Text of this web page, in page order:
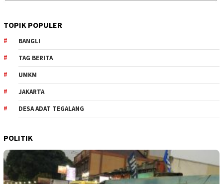
TOPIK POPULER
BANGLI
TAG BERITA
UMKM
JAKARTA
DESA ADAT TEGALANG
POLITIK